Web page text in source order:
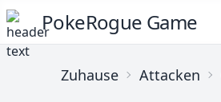
PokeRogue Game
Zuhause Attacken